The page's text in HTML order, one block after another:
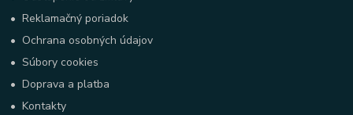
•Reklamačný poriadok
• Ochrana osobných údajov
•Súbory cookies
•Doprava a platba
•Kontakty